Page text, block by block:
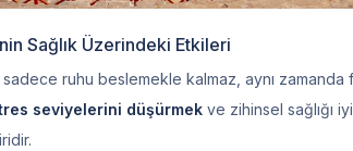
Sağlık Üzerindeki Etkileri
ruhu beslemekle kalmaz, aynı zamanda
seviyelerini düşürmek ve zihinsel sağlığı